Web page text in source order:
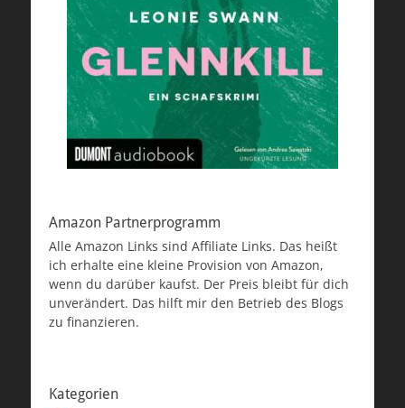
Amazon Partnerprogramm
Alle Amazon Links sind Affiliate Links. Das heißt
ich erhalte eine kleine Provision von Amazon,
wenn du darüber kaufst. Der Preis bleibt für dich
unverändert. Das hilft mir den Betrieb des Blogs
zu finanzieren.
Kategorien